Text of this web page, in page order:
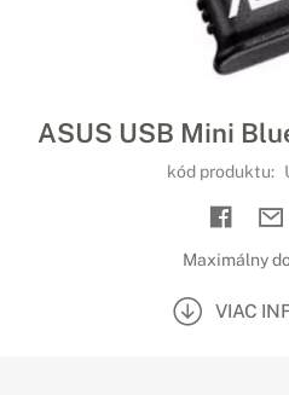
ASUS USB Mini
kód produktu:
Maximálny
VIAC